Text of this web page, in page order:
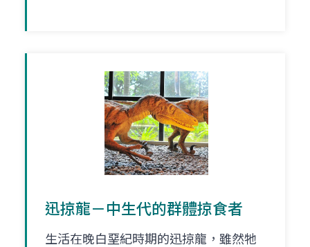
迅掠龍－中生代的群體掠食者
生活在晚白堊紀時期的迅掠龍，雖然牠